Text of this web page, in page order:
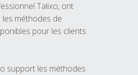
Talixo, ont
méthodes de
pour les clients
support les méthodes